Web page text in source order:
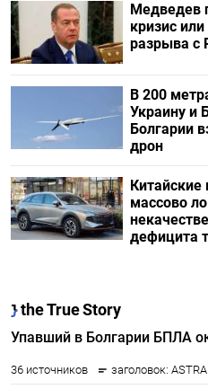
Медведев
кризис
разрыва с
В 200
Украину и
Болгарии
дрон
массово
дефицита